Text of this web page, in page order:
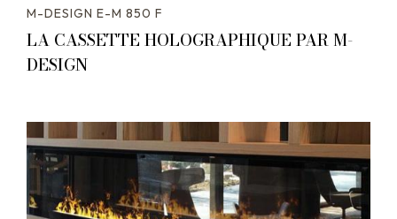
M-DESIGN E-M 850 F
LA CASSETTE HOLOGRAPHIQUE PAR M-
DESIGN